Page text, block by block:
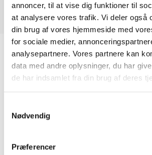
annoncer, til at vise dig funktioner til
at analysere vores trafik. Vi deler også
din brug af vores hjemmeside med
for sociale medier,
analysepartnere. Vores partnere kan
data med andre oplysninger, du har
de har indsamlet fra din brug af deres
Nødvendig
Præferencer
Pris: 5200,- kr.
Størrelse: 60 x 54
Relaterede